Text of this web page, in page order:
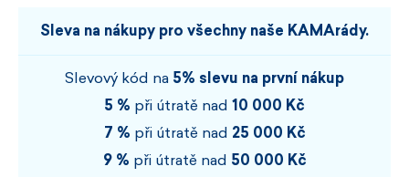
Sleva na nákupy pro všechny naše KAMArády.
Slevový kód na 5% slevu na první nákup
5 % při útratě nad 10 000 Kč
7 % při útratě nad 25 000 Kč
9 % při útratě nad 50 000 Kč